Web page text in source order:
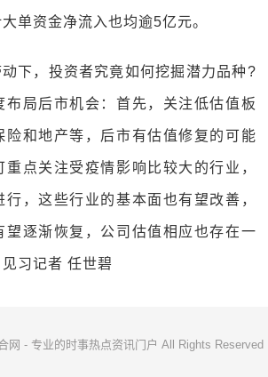
单资金净流入也均逾5亿元。
下，投资者究竟如何挖掘潜力品种?
布局后市机会：首先，关注低估值板
险和地产等，后市有估值修复的可能
点关注受疫情影响比较大的行业，
，这些行业的基本面也有望改善，
望逐渐恢复，公司估值相应也存在一
习记者 任世碧
网 - 专业的时事热点资讯门户 All Rights Reserved